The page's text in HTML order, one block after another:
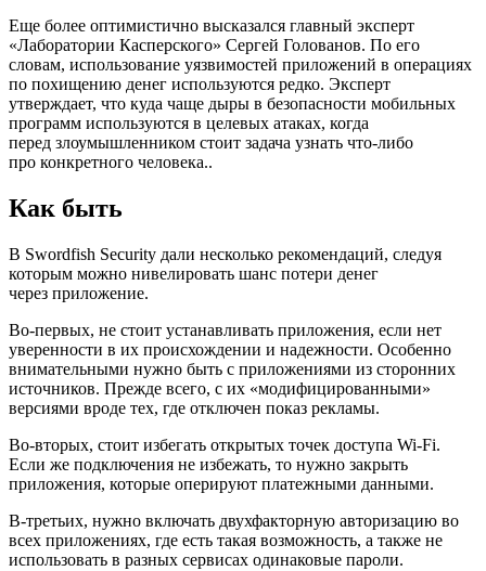
Еще более оптимистично высказался главный эксперт
«Лаборатории Касперского» Сергей Голованов. По его
словам, использование уязвимостей приложений в операциях
по похищению денег используются редко. Эксперт
утверждает, что куда чаще дыры в безопасности мобильных
программ используются в целевых атаках, когда
перед злоумышленником стоит задача узнать что-либо
про конкретного человека..
Как быть
В Swordfish Security дали несколько рекомендаций, следуя
которым можно нивелировать шанс потери денег
через приложение.
Во-первых, не стоит устанавливать приложения, если нет
уверенности в их происхождении и надежности. Особенно
внимательными нужно быть с приложениями из сторонних
источников. Прежде всего, с их «модифицированными»
версиями вроде тех, где отключен показ рекламы.
Во-вторых, стоит избегать открытых точек доступа Wi-Fi.
Если же подключения не избежать, то нужно закрыть
приложения, которые оперируют платежными данными.
В-третьих, нужно включать двухфакторную авторизацию во
всех приложениях, где есть такая возможность, а также не
использовать в разных сервисах одинаковые пароли.